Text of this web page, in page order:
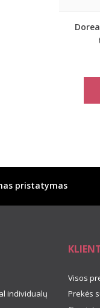
pristatymas
individualų
Visos
Prekės